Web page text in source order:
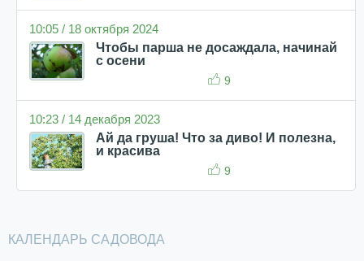
10:05 / 18 октября 2024
Чтобы парша не досаждала, начинай
с осени
9
10:23 / 14 декабря 2023
Ай да груша! Что за диво! И полезна,
и красива
9
КАЛЕНДАРЬ САДОВОДА